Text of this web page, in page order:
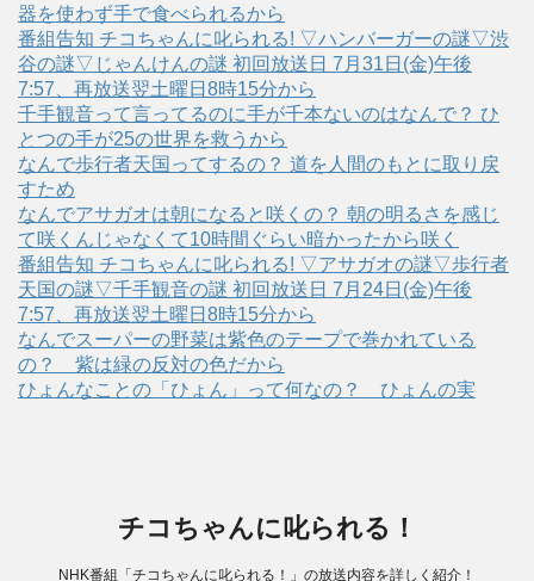
器を使わず手で食べられるから
番組告知 チコちゃんに叱られる! ▽ハンバーガーの謎▽渋
谷の謎▽じゃんけんの謎 初回放送日 7月31日(金)午後
7:57、再放送翌土曜日8時15分から
千手観音って言ってるのに手が千本ないのはなんで？ ひ
とつの手が25の世界を救うから
なんで歩行者天国ってするの？ 道を人間のもとに取り戻
すため
なんでアサガオは朝になると咲くの？ 朝の明るさを感じ
て咲くんじゃなくて10時間ぐらい暗かったから咲く
番組告知 チコちゃんに叱られる! ▽アサガオの謎▽歩行者
天国の謎▽千手観音の謎 初回放送日 7月24日(金)午後
7:57、再放送翌土曜日8時15分から
なんでスーパーの野菜は紫色のテープで巻かれている
の？ 紫は緑の反対の色だから
ひょんなことの「ひょん」って何なの？ ひょんの実
チコちゃんに叱られる！
NHK番組「チコちゃんに叱られる！」の放送内容を詳しく紹介！